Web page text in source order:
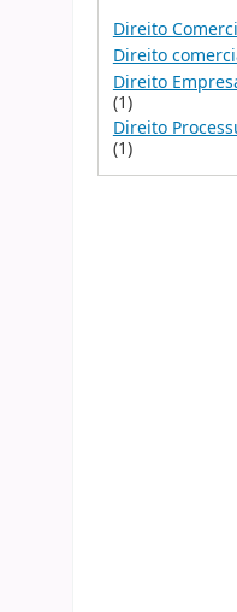
Direito
Direito
Direito
(1)
Direito
(1)